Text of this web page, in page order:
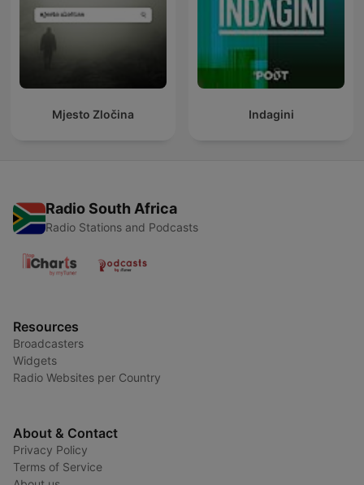
Mjesto Zločina Indagini
Radio South Africa
Radio Stations and Podcasts
Resources
Broadcasters
Widgets
Radio Websites per Country
About & Contact
Privacy Policy
Terms of Service